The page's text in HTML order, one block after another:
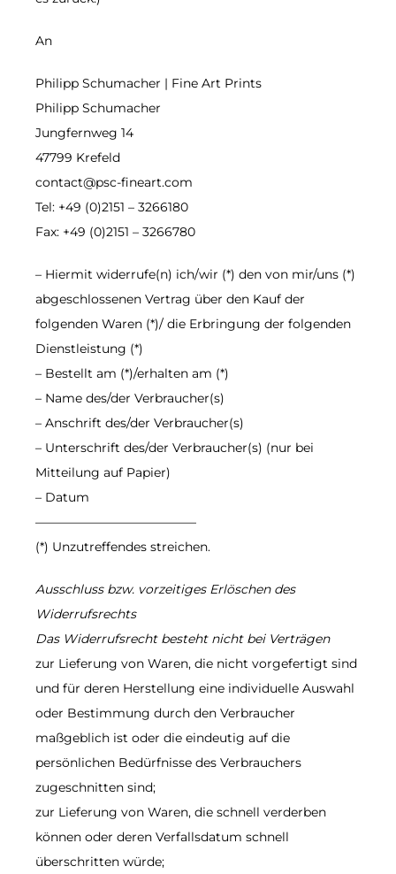
An
Philipp Schumacher | Fine Art Prints
Philipp Schumacher
Jungfernweg 14
47799 Krefeld
contact@psc-fineart.com
Tel: +49 (0)2151 – 3266180
Fax: +49 (0)2151 – 3266780
– Hiermit widerrufe(n) ich/wir (*) den von mir/uns (*)
abgeschlossenen Vertrag über den Kauf der
folgenden Waren (*)/ die Erbringung der folgenden
Dienstleistung (*)
– Bestellt am (*)/erhalten am (*)
– Name des/der Verbraucher(s)
– Anschrift des/der Verbraucher(s)
– Unterschrift des/der Verbraucher(s) (nur bei
Mitteilung auf Papier)
– Datum
—————————————
(*) Unzutreffendes streichen.
Ausschluss bzw. vorzeitiges Erlöschen des
Widerrufsrechts
Das Widerrufsrecht besteht nicht bei Verträgen
zur Lieferung von Waren, die nicht vorgefertigt sind
und für deren Herstellung eine individuelle Auswahl
oder Bestimmung durch den Verbraucher
maßgeblich ist oder die eindeutig auf die
persönlichen Bedürfnisse des Verbrauchers
zugeschnitten sind;
zur Lieferung von Waren, die schnell verderben
können oder deren Verfallsdatum schnell
überschritten würde;